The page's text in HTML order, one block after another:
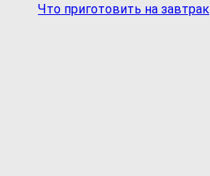
Что приготовить на завтрак